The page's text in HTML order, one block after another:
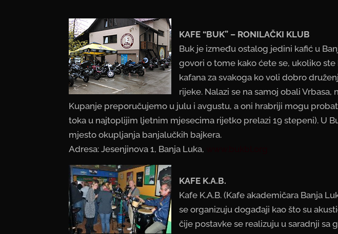
KAFE “BUK” – RONILAČKI KLUB
Buk je između ostalog jedini kafić u
govori o tome kako ćete se, ukoliko
kafana za svakoga ko voli dobro
rijeke. Nalazi se na samoj obali
Kupanje preporučujemo u julu i avgustu, a oni hrabriji mogu
toka u najtoplijim ljetnim mjesecima rijetko prelazi 19 stepeni). U
mjesto okupljanja banjalučkih bajkera.
Adresa: Jesenjinova 1, Banja Luka,
KAFE K.A.B.
Kafe K.A.B. (Kafe akademičara Banja
se organizuju događaji kao što su
čije postavke se realizuju u saradnji sa